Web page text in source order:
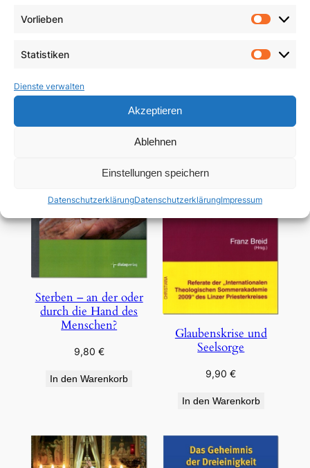
Vorlieben
Statistiken
Dienste verwalten
Akzeptieren
Ablehnen
Einstellungen speichern
DatenschutzerklärungDatenschutzerklärungImpressum
Zweiten Vatikanischen
Sterben – an der oder
durch die Hand des
Menschen?
9,80 €
In den Warenkorb
Glaubenskrise und
Seelsorge
9,90€
In den Warenkorb